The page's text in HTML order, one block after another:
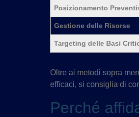
Posizionamento
Gestione delle Risorse
Targeting delle Basi
Oltre ai metodi sopra
efficaci, si consiglia di
Perché